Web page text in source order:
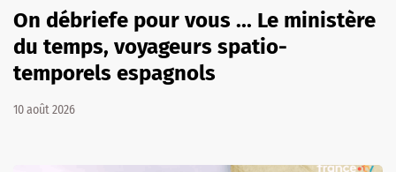
On débriefe pour vous ... Le ministère
du temps, voyageurs spatio-
temporels espagnols
10 août 2026